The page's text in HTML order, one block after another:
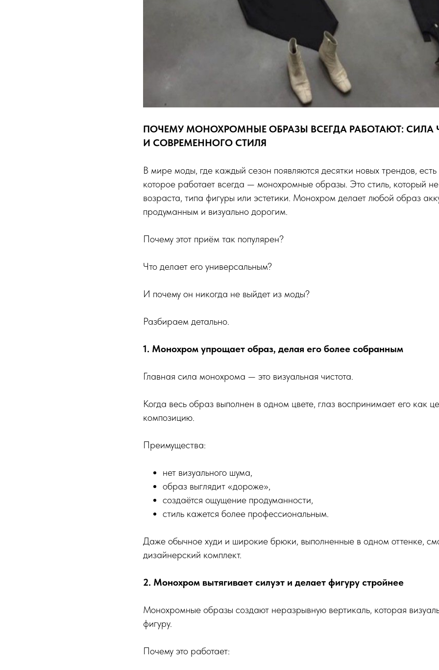
ПОЧЕМУ МОНОХРОМНЫЕ ОБРАЗЫ ВСЕГДА РАБОТАЮТ: СИЛА
И СОВРЕМЕННОГО СТИЛЯ
В мире моды, где каждый сезон появляются десятки новых трендов,
которое работает всегда — монохромные образы. Это стиль, который
возраста, типа фигуры или эстетики. Монохром делает любой образ
продуманным и визуально дорогим.
Почему этот приём так популярен?
Что делает его универсальным?
И почему он никогда не выйдет из моды?
Разбираем детально.
1. Монохром упрощает образ, делая его более собранным
Главная сила монохрома — это визуальная чистота.
Когда весь образ выполнен в одном цвете, глаз воспринимает его как
композицию.
Преимущества:
нет визуального шума,
образ выглядит «дороже»,
создаётся ощущение продуманности,
стиль кажется более профессиональным.
Даже обычное худи и широкие брюки, выполненные в одном оттенке,
дизайнерский комплект.
2. Монохром вытягивает силуэт и делает фигуру стройнее
Монохромные образы создают неразрывную вертикаль, которая
фигуру.
Почему это работает: